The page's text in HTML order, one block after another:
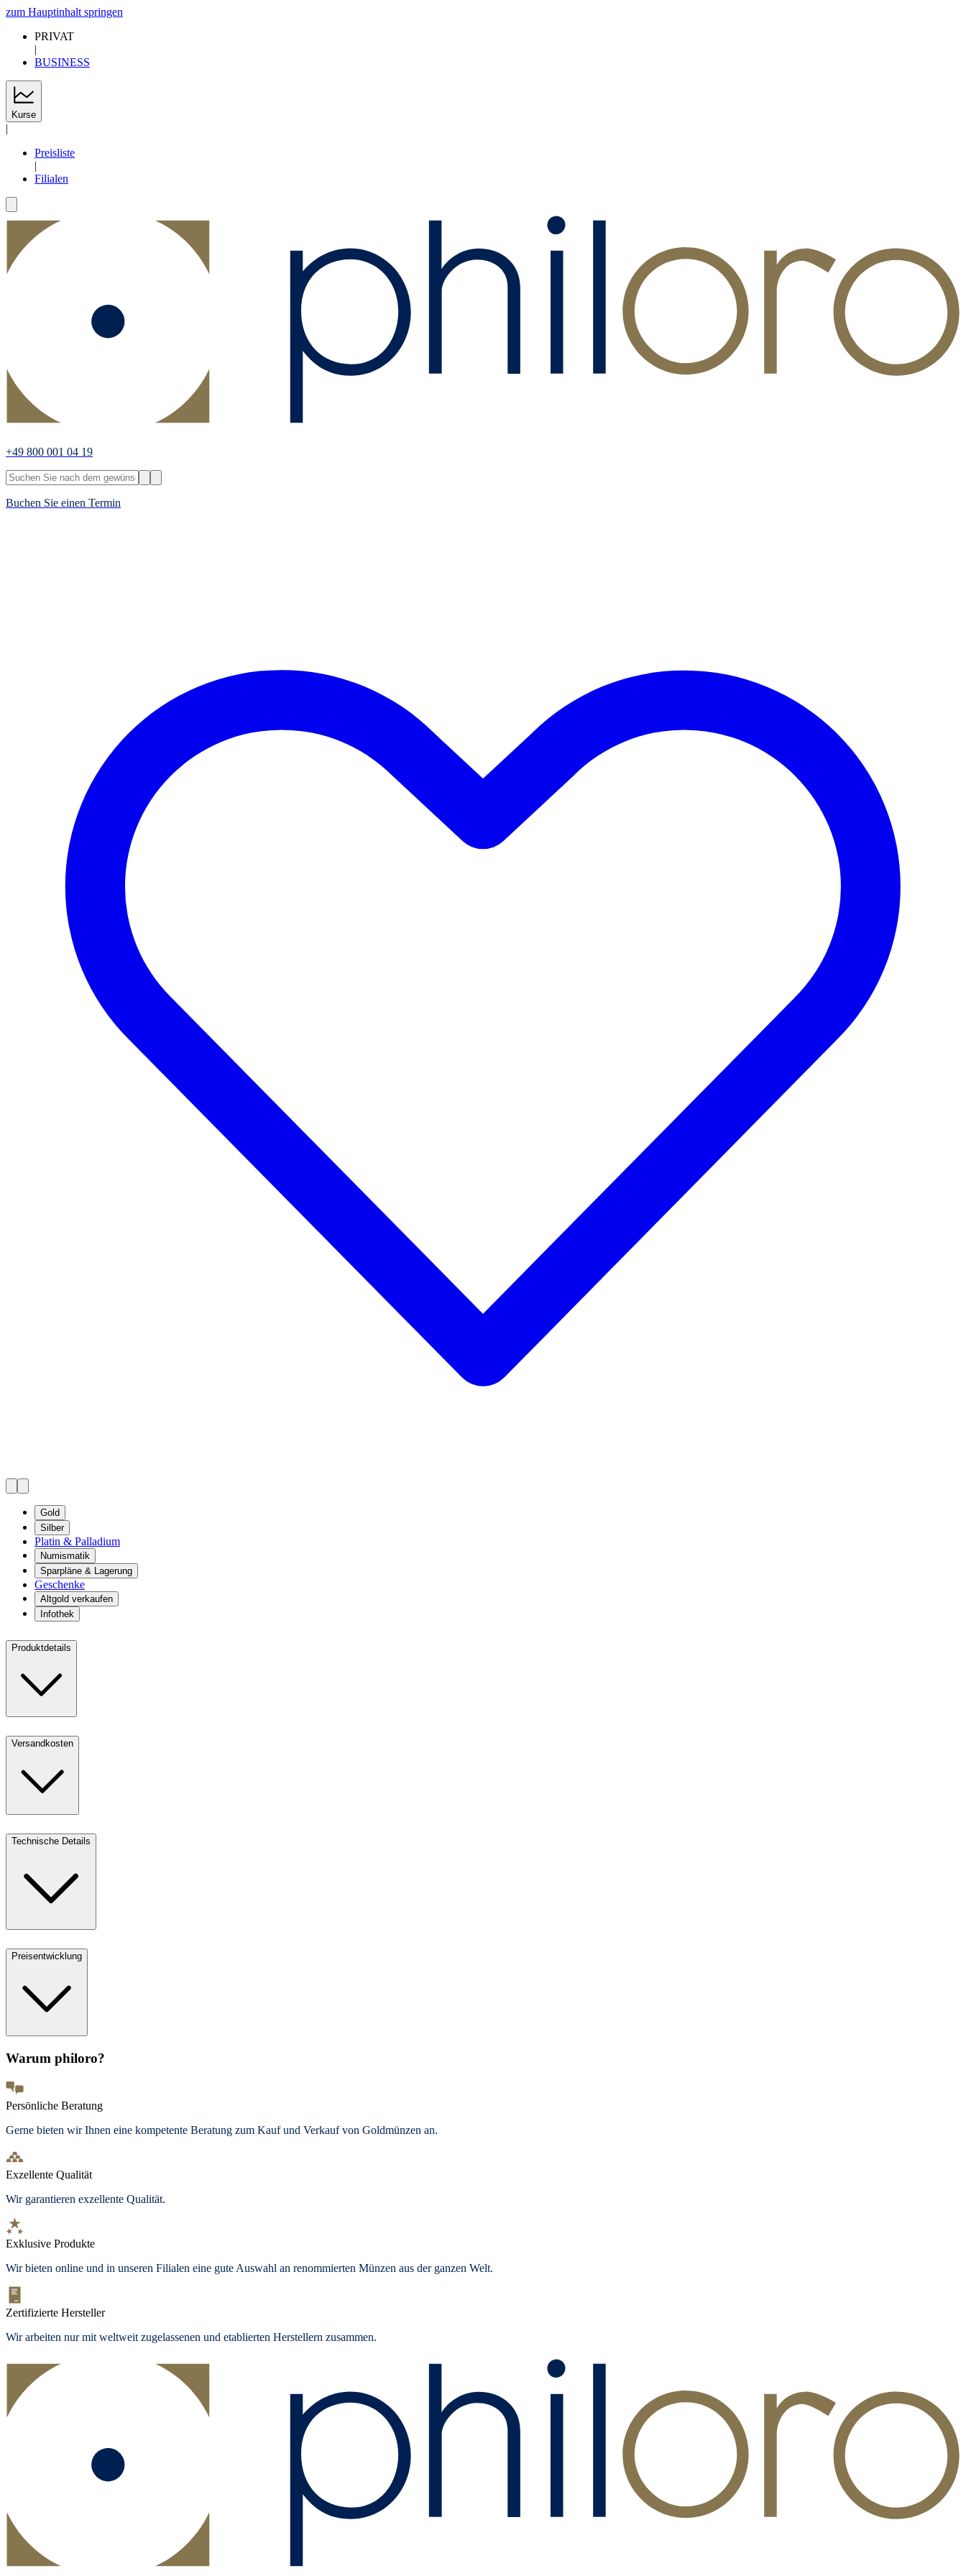
zum Hauptinhalt springen
PRIVAT
|
BUSINESS
Kurse
|
Preisliste
|
Filialen
+49 800 001 04 19
Buchen Sie einen Termin
Gold
Silber
Platin & Palladium
Numismatik
Sparpläne & Lagerung
Geschenke
Altgold verkaufen
Infothek
Produktdetails
Versandkosten
Technische Details
Preisentwicklung
Warum philoro?
Persönliche Beratung
Gerne bieten wir Ihnen eine kompetente Beratung zum Kauf und Verkauf von Goldmünzen an.
Exzellente Qualität
Wir garantieren exzellente Qualität.
Exklusive Produkte
Wir bieten online und in unseren Filialen eine gute Auswahl an renommierten Münzen aus der ganzen Welt.
Zertifizierte Hersteller
Wir arbeiten nur mit weltweit zugelassenen und etablierten Herstellern zusammen.